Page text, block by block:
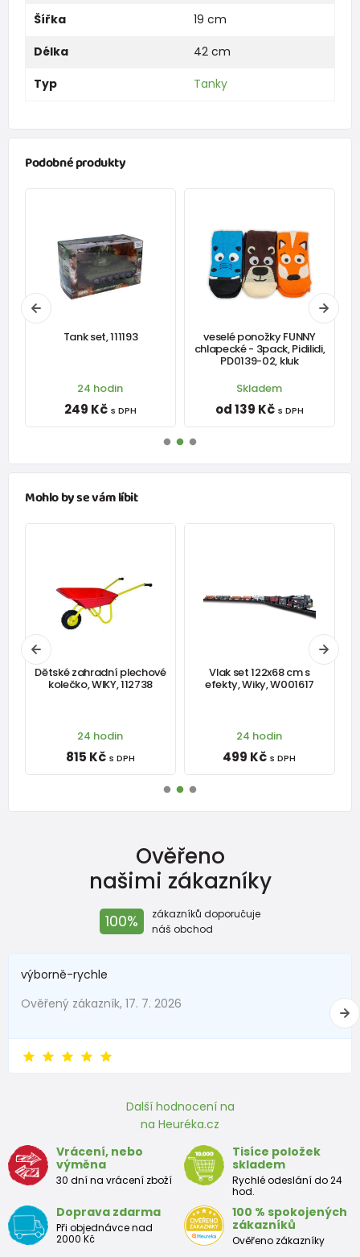
Šířka
19 cm
Délka
42 cm
Typ
Tanky
Podobné produkty
Tank set, 111193
24 hodin
249 Kč s DPH
veselé ponožky FUNNY
chlapecké - 3pack, Pidilidi,
PD0139-02, kluk
Skladem
od 139 Kč s DPH
Mohlo by se vám líbit
Dětské zahradní plechové
kolečko, WIKY, 112738
24 hodin
815 Kč s DPH
Vlak set 122x68 cm s
efekty, Wiky, W001617
24 hodin
499 Kč s DPH
Ověřeno
našimi zákazníky
100%
zákazníků doporučuje
náš obchod
výborně-rychle
Ověřený zákazník, 17. 7. 2026
Další hodnocení na
na Heuréka.cz
Vrácení, nebo
výměna
30 dní na vrácení zboží
Tisíce položek
skladem
Rychlé odeslání do 24
hod.
Doprava zdarma
Při objednávce nad
2000 Kč
100 % spokojených
zákazníků
Ověřeno zákazníky